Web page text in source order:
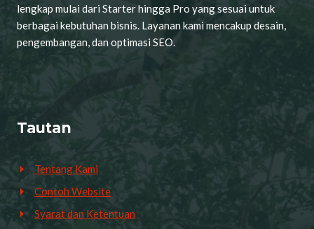
lengkap mulai dari Starter hingga Pro yang sesuai untuk
berbagai kebutuhan bisnis. Layanan kami mencakup desain,
pengembangan, dan optimasi SEO.
Tautan
Tentang Kami
Contoh Website
Syarat dan Ketentuan